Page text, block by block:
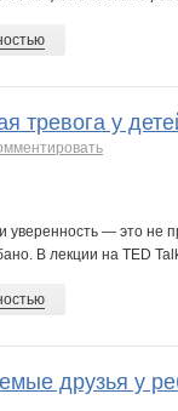
тревога у
уверенность — это не
В лекции на TED
друзья у